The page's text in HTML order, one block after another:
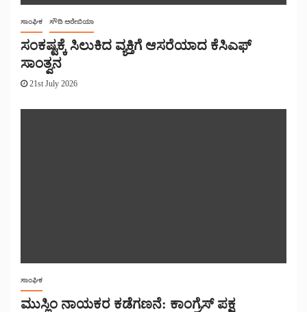
ಸಾಂಘಿಕ ಸೌದಿ ಅರೇಬಿಯಾ
ಸಂಕಷ್ಟಕ್ಕೆ ಸಿಲುಕಿದ ವ್ಯಕ್ತಿಗೆ ಆಸರೆಯಾದ ಕೆಸಿಎಫ್
ಸಾಂತ್ವನ
21st July 2026
ಸಾಂಘಿಕ
ಮುಸ್ಲಿಂ ನಾಯಕರ ಕಡೆಗಣನೆ: ಕಾಂಗ್ರೆಸ್ ಪಕ್ಷ